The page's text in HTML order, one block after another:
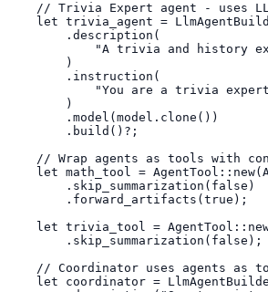
// Trivia Expert agent - uses
let trivia_agent =
        .description(
"A trivia and history
        )
        .instruction(
"You are a trivia
        )
        .model(model.clone())
        .build()?;
// Wrap agents as tools with
let math_tool =
.skip_summarization(false)
.forward_artifacts(true);
let trivia_tool =
        .skip_summarization(false);
// Coordinator uses agents as
let coordinator =